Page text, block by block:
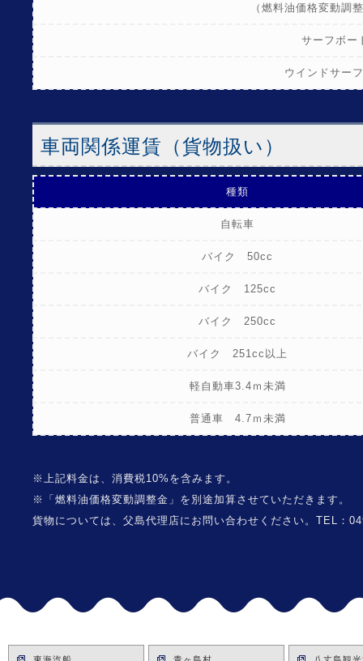
（燃料油価格変動調
サーフボー
ウインドサー
車両関係運賃（貨物扱い）
種類
自転車
バイク 50cc
バイク 125cc
バイク 250cc
バイク 251cc以上
軽自動車3.4ｍ未満
普通車 4.7ｍ未満
※上記料金は、消費税10%を含みます。
※「燃料油価格変動調整金」を別途加算させていただきます。
貨物については、父島代理店にお問い合わせください。TEL：